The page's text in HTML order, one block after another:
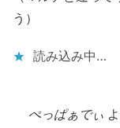
う）
読み込み中…
ぺっぱぁでぃ